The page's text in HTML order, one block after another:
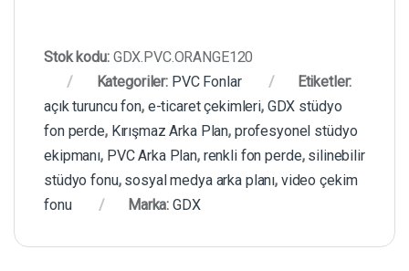
Stok kodu: GDX.PVC.ORANGE120
Kategoriler: PVC Fonlar
Etiketler:
açık turuncu fon, e-ticaret çekimleri, GDX stüdyo
fon perde, Kırışmaz Arka Plan, profesyonel stüdyo
ekipmanı, PVC Arka Plan, renkli fon perde, silinebilir
stüdyo fonu, sosyal medya arka planı, video çekim
fonu
Marka: GDX